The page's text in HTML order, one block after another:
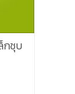
กชุบ